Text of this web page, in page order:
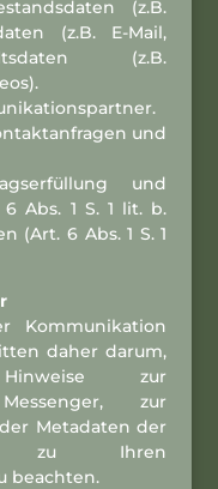
(z.B.
(z.B. E-Mail,
(z.B.
und
und
Abs. 1 S. 1 lit. b.
(Art. 6 Abs. 1 S. 1
Kommunikation
daher darum,
zur
zur
Metadaten der
zu Ihren
beachten.